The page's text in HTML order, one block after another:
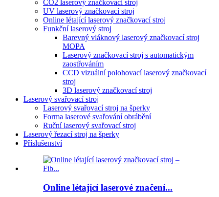
CO2 laserový značkovací stroj
UV laserový značkovací stroj
Online létající laserový značkovací stroj
Funkční laserový stroj
Barevný vláknový laserový značkovací stroj
MOPA
Laserový značkovací stroj s automatickým
zaostřováním
CCD vizuální polohovací laserový značkovací
stroj
3D laserový značkovací stroj
Laserový svařovací stroj
Laserový svařovací stroj na šperky
Forma laserové svařování obrábění
Ruční laserový svařovací stroj
Laserový řezací stroj na šperky
Příslušenství
Online létající laserové značení...